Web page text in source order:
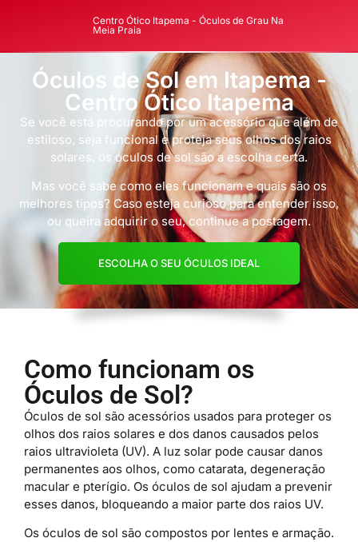
Centro Ótico Itapema - Óculos de Grau Na
Meia Praia
Óculos de Sol em Itapema -
Centro Ótico Itapema
Se você está procurando por um acessório que além de
estiloso, seja funcional e proteja seus olhos dos raios
solares, os óculos de sol são a escolha certa.
Mas você sabe como eles funcionam e quais são os
melhores tipos? Caso esteja curioso para entender isso,
ou queira adquirir o seu, continue a postagem.
ESCOLHA O SEU ÓCULOS IDEAL
Como funcionam os
Óculos de Sol?
Óculos de sol são acessórios usados para proteger os
olhos dos raios solares e dos danos causados pelos
raios ultravioleta (UV). A luz solar pode causar danos
permanentes aos olhos, como catarata, degeneração
macular e pterígio. Os óculos de sol ajudam a prevenir
esses danos, bloqueando a maior parte dos raios UV.
Os óculos de sol são compostos por lentes e armação.